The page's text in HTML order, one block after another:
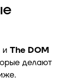
и The DOM
делают